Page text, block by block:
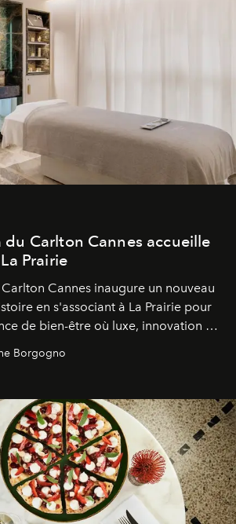
du Carlton Cannes accueille
Prairie
Cannes inaugure un nouveau
en s'associant à La Prairie pour
de bien-être où luxe, innovation et
Borgogno